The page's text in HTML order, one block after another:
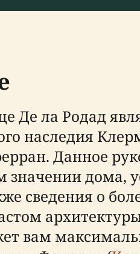
Де ла Родад
наследия
Данное
значении дома,
сведения о
вам